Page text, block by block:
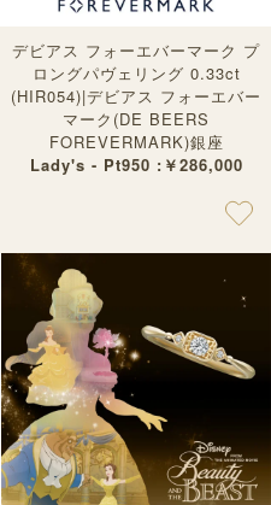
デビアス フォーエバーマーク プ
ロングパヴェリング 0.33ct
(HIR054)|デビアス フォーエバー
マーク(DE BEERS
FOREVERMARK)銀座
Lady's - Pt950 :￥286,000